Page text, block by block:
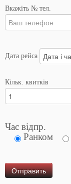
Вкажіть № тел.
Дата рейса
Кільк. квитків
Час відпр.
Ранком